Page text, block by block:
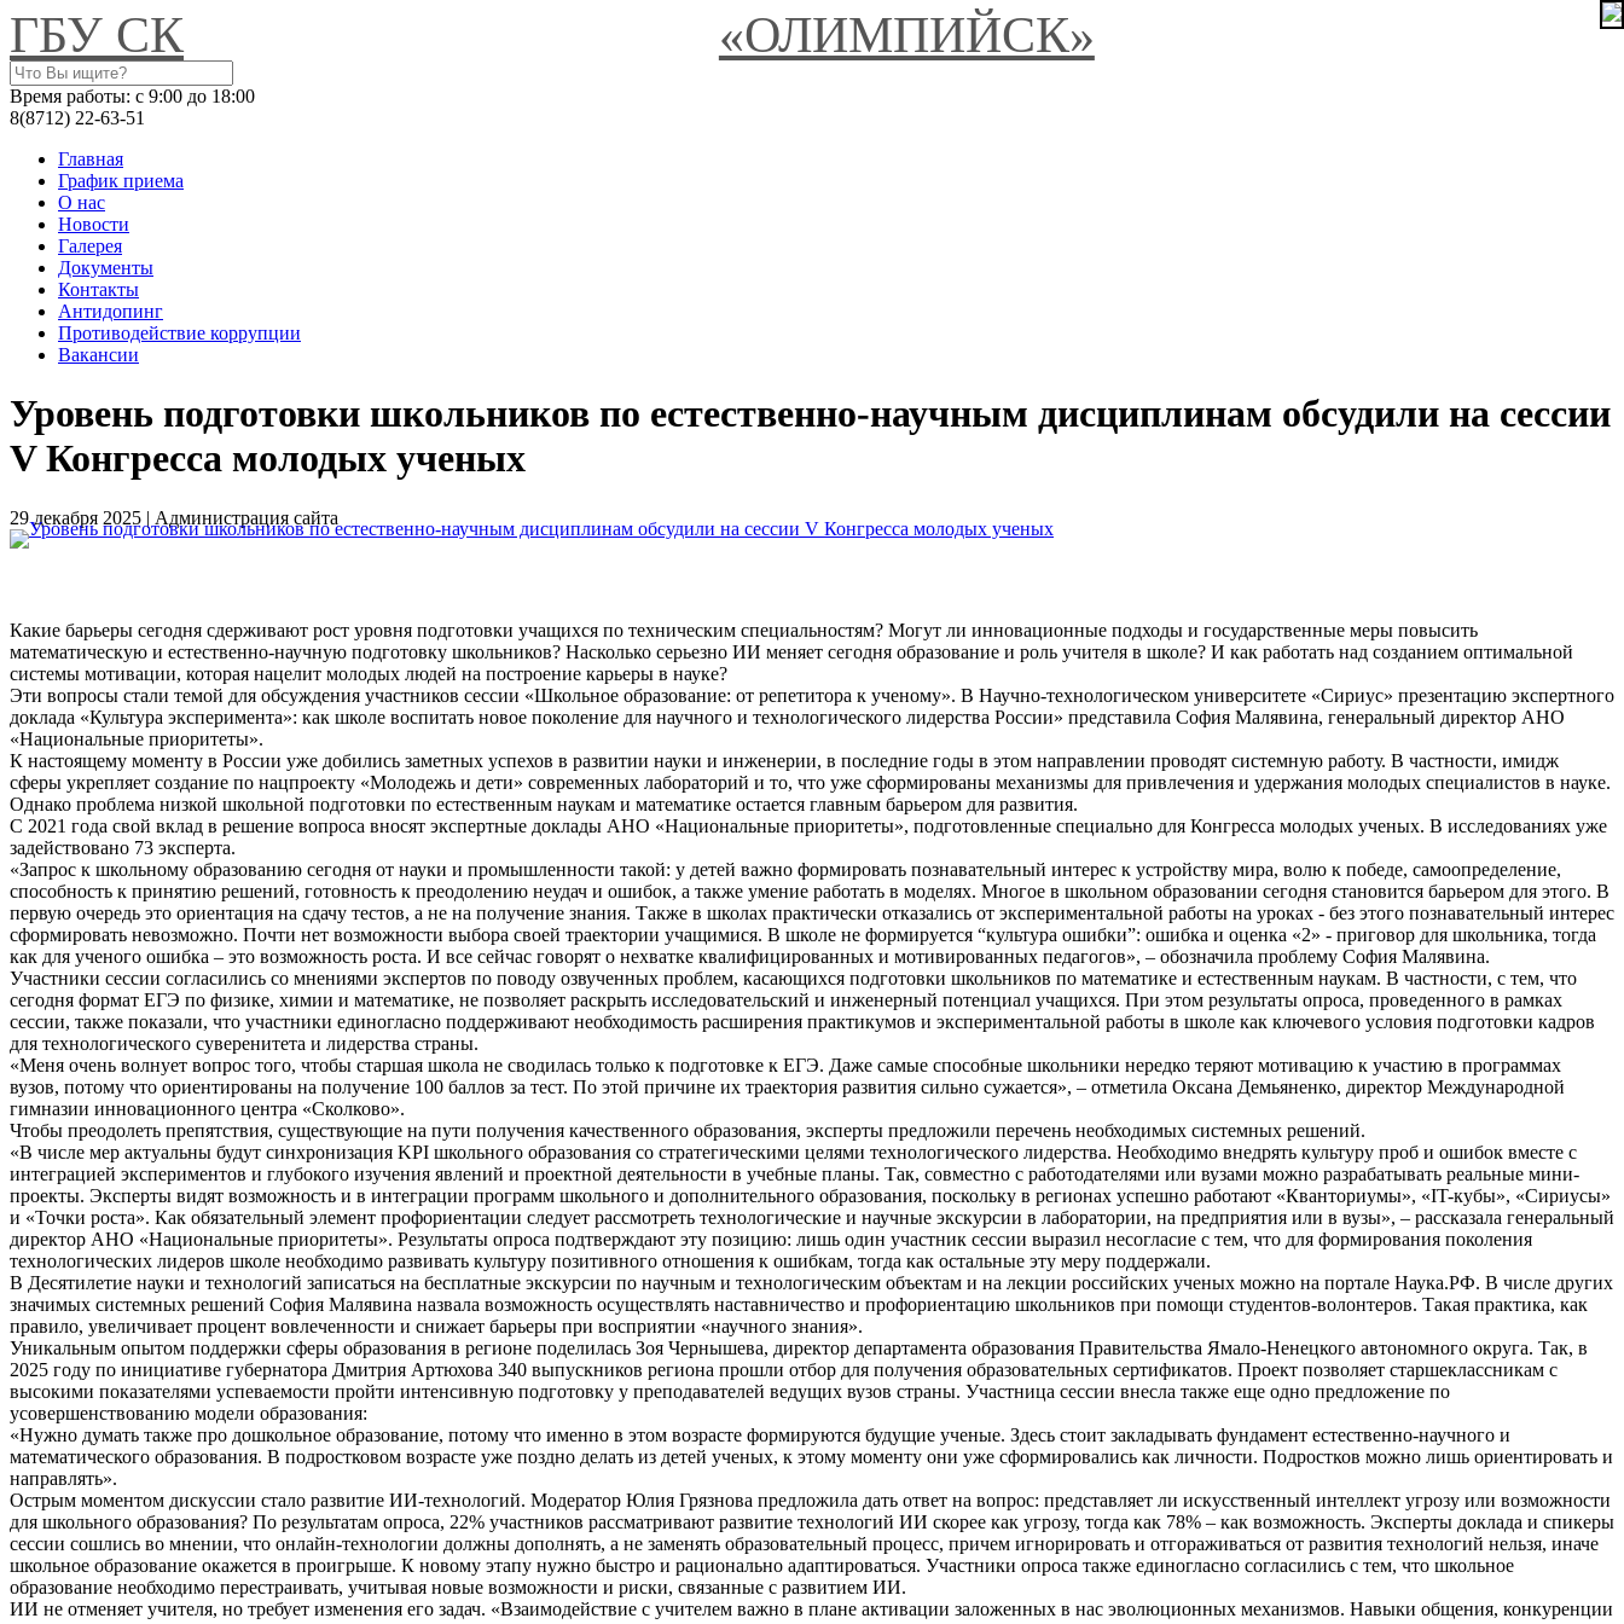
ГБУ СК «ОЛИМПИЙСК»
Время работы: c 9:00 до 18:00
8(8712) 22-63-51
Главная
График приема
О нас
Новости
Галерея
Документы
Контакты
Антидопинг
Противодействие коррупции
Вакансии
Уровень подготовки школьников по естественно-научным дисциплинам обсудили на сессии
V Конгресса молодых ученых
29 декабря 2025 | Администрация сайта
Какие барьеры сегодня сдерживают рост уровня подготовки учащихся по техническим специальностям? Могут ли инновационные подходы и государственные меры повысить
математическую и естественно-научную подготовку школьников? Насколько серьезно ИИ меняет сегодня образование и роль учителя в школе? И как работать над созданием оптимальной
системы мотивации, которая нацелит молодых людей на построение карьеры в науке?
Эти вопросы стали темой для обсуждения участников сессии «Школьное образование: от репетитора к ученому». В Научно-технологическом университете «Сириус» презентацию экспертного
доклада «Культура эксперимента»: как школе воспитать новое поколение для научного и технологического лидерства России» представила София Малявина, генеральный директор АНО
«Национальные приоритеты».
К настоящему моменту в России уже добились заметных успехов в развитии науки и инженерии, в последние годы в этом направлении проводят системную работу. В частности, имидж
сферы укрепляет создание по нацпроекту «Молодежь и дети» современных лабораторий и то, что уже сформированы механизмы для привлечения и удержания молодых специалистов в науке.
Однако проблема низкой школьной подготовки по естественным наукам и математике остается главным барьером для развития.
С 2021 года свой вклад в решение вопроса вносят экспертные доклады АНО «Национальные приоритеты», подготовленные специально для Конгресса молодых ученых. В исследованиях уже
задействовано 73 эксперта.
«Запрос к школьному образованию сегодня от науки и промышленности такой: у детей важно формировать познавательный интерес к устройству мира, волю к победе, самоопределение,
способность к принятию решений, готовность к преодолению неудач и ошибок, а также умение работать в моделях. Многое в школьном образовании сегодня становится барьером для этого. В
первую очередь это ориентация на сдачу тестов, а не на получение знания. Также в школах практически отказались от экспериментальной работы на уроках - без этого познавательный интерес
сформировать невозможно. Почти нет возможности выбора своей траектории учащимися. В школе не формируется “культура ошибки”: ошибка и оценка «2» - приговор для школьника, тогда
как для ученого ошибка – это возможность роста. И все сейчас говорят о нехватке квалифицированных и мотивированных педагогов», – обозначила проблему София Малявина.
Участники сессии согласились со мнениями экспертов по поводу озвученных проблем, касающихся подготовки школьников по математике и естественным наукам. В частности, с тем, что
сегодня формат ЕГЭ по физике, химии и математике, не позволяет раскрыть исследовательский и инженерный потенциал учащихся. При этом результаты опроса, проведенного в рамках
сессии, также показали, что участники единогласно поддерживают необходимость расширения практикумов и экспериментальной работы в школе как ключевого условия подготовки кадров
для технологического суверенитета и лидерства страны.
«Меня очень волнует вопрос того, чтобы старшая школа не сводилась только к подготовке к ЕГЭ. Даже самые способные школьники нередко теряют мотивацию к участию в программах
вузов, потому что ориентированы на получение 100 баллов за тест. По этой причине их траектория развития сильно сужается», – отметила Оксана Демьяненко, директор Международной
гимназии инновационного центра «Сколково».
Чтобы преодолеть препятствия, существующие на пути получения качественного образования, эксперты предложили перечень необходимых системных решений.
«В числе мер актуальны будут синхронизация KPI школьного образования со стратегическими целями технологического лидерства. Необходимо внедрять культуру проб и ошибок вместе с
интеграцией экспериментов и глубокого изучения явлений и проектной деятельности в учебные планы. Так, совместно с работодателями или вузами можно разрабатывать реальные мини-
проекты. Эксперты видят возможность и в интеграции программ школьного и дополнительного образования, поскольку в регионах успешно работают «Кванториумы», «IT-кубы», «Сириусы»
и «Точки роста». Как обязательный элемент профориентации следует рассмотреть технологические и научные экскурсии в лаборатории, на предприятия или в вузы», – рассказала генеральный
директор АНО «Национальные приоритеты». Результаты опроса подтверждают эту позицию: лишь один участник сессии выразил несогласие с тем, что для формирования поколения
технологических лидеров школе необходимо развивать культуру позитивного отношения к ошибкам, тогда как остальные эту меру поддержали.
В Десятилетие науки и технологий записаться на бесплатные экскурсии по научным и технологическим объектам и на лекции российских ученых можно на портале Наука.РФ. В числе других
значимых системных решений София Малявина назвала возможность осуществлять наставничество и профориентацию школьников при помощи студентов-волонтеров. Такая практика, как
правило, увеличивает процент вовлеченности и снижает барьеры при восприятии «научного знания».
Уникальным опытом поддержки сферы образования в регионе поделилась Зоя Чернышева, директор департамента образования Правительства Ямало-Ненецкого автономного округа. Так, в
2025 году по инициативе губернатора Дмитрия Артюхова 340 выпускников региона прошли отбор для получения образовательных сертификатов. Проект позволяет старшеклассникам с
высокими показателями успеваемости пройти интенсивную подготовку у преподавателей ведущих вузов страны. Участница сессии внесла также еще одно предложение по
усовершенствованию модели образования:
«Нужно думать также про дошкольное образование, потому что именно в этом возрасте формируются будущие ученые. Здесь стоит закладывать фундамент естественно-научного и
математического образования. В подростковом возрасте уже поздно делать из детей ученых, к этому моменту они уже сформировались как личности. Подростков можно лишь ориентировать и
направлять».
Острым моментом дискуссии стало развитие ИИ-технологий. Модератор Юлия Грязнова предложила дать ответ на вопрос: представляет ли искусственный интеллект угрозу или возможности
для школьного образования? По результатам опроса, 22% участников рассматривают развитие технологий ИИ скорее как угрозу, тогда как 78% – как возможность. Эксперты доклада и спикеры
сессии сошлись во мнении, что онлайн-технологии должны дополнять, а не заменять образовательный процесс, причем игнорировать и отгораживаться от развития технологий нельзя, иначе
школьное образование окажется в проигрыше. К новому этапу нужно быстро и рационально адаптироваться. Участники опроса также единогласно согласились с тем, что школьное
образование необходимо перестраивать, учитывая новые возможности и риски, связанные с развитием ИИ.
ИИ не отменяет учителя, но требует изменения его задач. «Взаимодействие с учителем важно в плане активации заложенных в нас эволюционных механизмов. Навыки общения, конкуренции